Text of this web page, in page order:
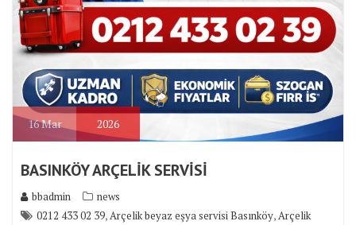
16Mar 2026
BASINKÖY ARÇELİK SERVİSİ
bbadmin
news
0212 433 02 39,Arçelik beyaz eşya servisi Basınköy,Arçelik